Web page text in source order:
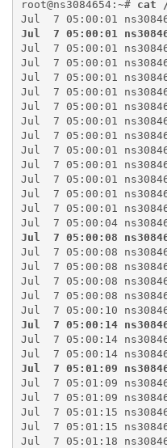
root@ns3084654:~# cat
Jul  7 05:00:01
Jul  7 05:00:01
Jul  7 05:00:01
Jul  7 05:00:01
Jul  7 05:00:01
Jul  7 05:00:01
Jul  7 05:00:01
Jul  7 05:00:01
Jul  7 05:00:01
Jul  7 05:00:01
Jul  7 05:00:01
Jul  7 05:00:01
Jul  7 05:00:01
Jul  7 05:00:08
Jul  7 05:00:08
Jul  7 05:00:08
Jul  7 05:00:08
Jul  7 05:00:08
Jul  7 05:00:14
Jul  7 05:00:14
Jul  7 05:01:09
Jul  7 05:01:09
Jul  7 05:01:09
Jul  7 05:01:15
Jul  7 05:01:15
Jul  7 05:01:18